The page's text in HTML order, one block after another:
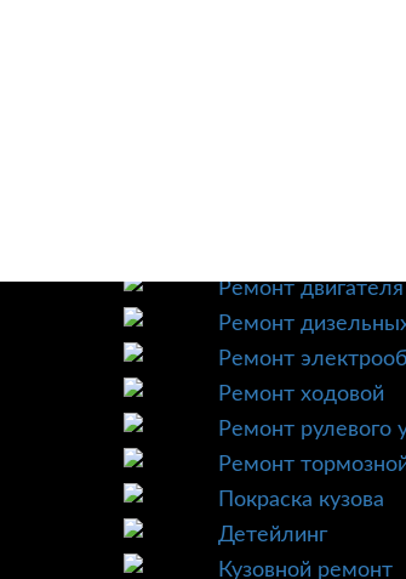
Техническое
Ремонт
Ремонт двигателя
Ремонт
Ремонт
Ремонт ходовой
Ремонт рулевого
Ремонт
Покраска кузова
Детейлинг
Кузовной ремонт